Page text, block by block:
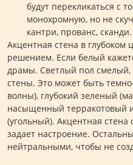
будут перекликаться с
монохромную, но не
кантри, прованс, сканди.
Акцентная стена в глубоком
решением. Если белый
драмы. Светлый пол смелый,
стены. Это может быть
волны), глубокий зеленый
насыщенный терракотовый
(угольный). Акцентная стена
задает настроение.
нейтральными, чтобы не